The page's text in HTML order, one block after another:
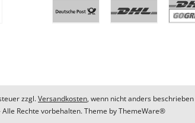
zzgl.Versandkosten, wenn nicht anders beschrieben
Rechte vorbehalten. Theme byThemeWare®